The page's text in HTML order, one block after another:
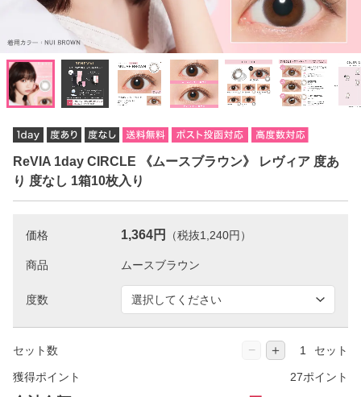
ReVIA 1day CIRCLE 《ムースブラウン》 レヴィア 度あ
り 度なし 1箱10枚入り
価格 1,364円 （税抜1,240円）
商品
度数
セット数 − ＋ セット
獲得ポイント 27ポイント